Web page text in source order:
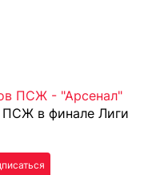
ПСЖ - "Арсенал"
ПСЖ в финале Лиги